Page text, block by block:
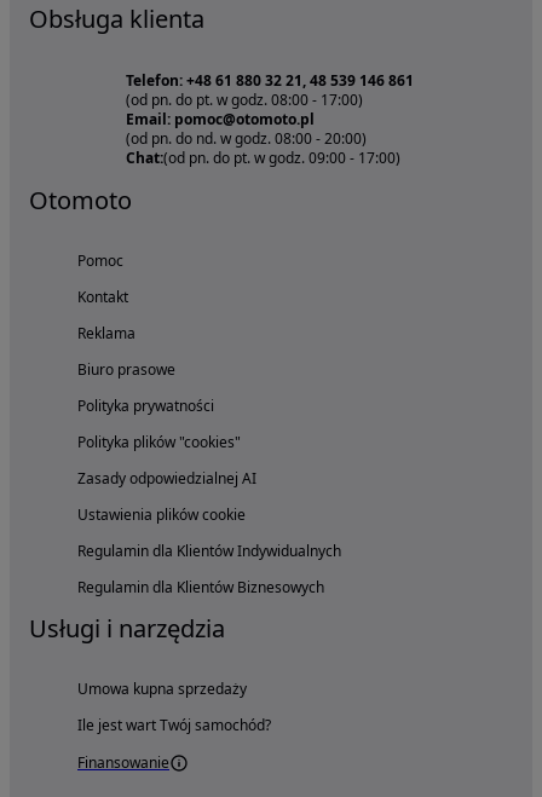
Obsługa klienta
Telefon: +48 61 880 32 21, 48 539 146 861
(od pn. do pt. w godz. 08:00 - 17:00)
Email: pomoc@otomoto.pl
(od pn. do nd. w godz. 08:00 - 20:00)
Chat:(od pn. do pt. w godz. 09:00 - 17:00)
Otomoto
Pomoc
Kontakt
Reklama
Biuro prasowe
Polityka prywatności
Polityka plików "cookies"
Zasady odpowiedzialnej AI
Ustawienia plików cookie
Regulamin dla Klientów Indywidualnych
Regulamin dla Klientów Biznesowych
Usługi i narzędzia
Umowa kupna sprzedaży
Ile jest wart Twój samochód?
Finansowanie